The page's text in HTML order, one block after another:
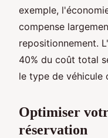
exemple,
compense
repositionnement.
40% du coût total
le type de véhicule
Optimiser
réservation